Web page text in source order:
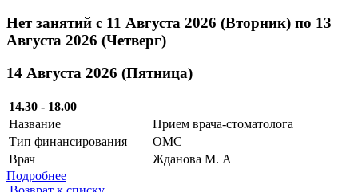
Нет занятий с 11 Августа 2026 (Вторник) по 13
Августа 2026 (Четверг)
14 Августа 2026 (Пятница)
14.30 - 18.00
Название
Прием врача-стоматолога
Тип финансирования
ОМС
Врач
Жданова М. А
Подробнее